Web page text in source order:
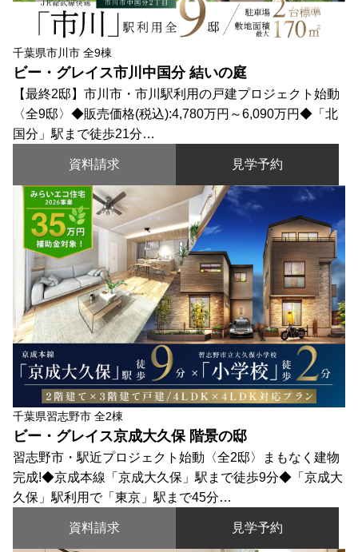
千葉県市川市 全9棟
ビー・グレイス市川中国分 結いの庭
【最終2邸】市川市・市川駅利用の戸建プロジェクト始動
〈全9邸〉◆販売価格(税込):4,780万円～6,090万円◆「北
国分」駅まで徒歩21分…
資料請求 見学予約
千葉県習志野市 全2棟
ビー・グレイス京成大久保 階景の邸
習志野市・駅近プロジェクト始動〈全2邸〉まもなく建物
完成!◆京成本線「京成大久保」駅まで徒歩9分◆「京成大
久保」駅利用で「東京」駅まで45分…
資料請求 見学予約